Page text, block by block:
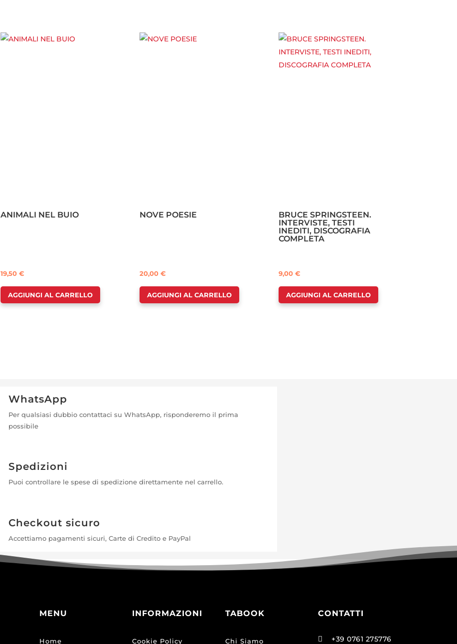
ANIMALI NEL BUIO
19,50€
AGGIUNGI AL CARRELLO
NOVE POESIE
20,00€
AGGIUNGI AL CARRELLO
BRUCE SPRINGSTEEN.
INTERVISTE, TESTI
INEDITI, DISCOGRAFIA
COMPLETA
9,00€
AGGIUNGI AL CARRELLO
WhatsApp
Per qualsiasi dubbio contattaci su WhatsApp, risponderemo il prima
possibile
Spedizioni
Puoi controllare le spese di spedizione direttamente nel carrello.
Checkout sicuro
Accettiamo pagamenti sicuri, Carte di Credito e PayPal
MENU
Home
INFORMAZIONI
Cookie Policy
TABOOK
Chi Siamo
CONTATTI
 +39 0761 275776